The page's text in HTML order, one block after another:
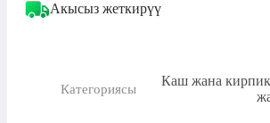
Акысыз жеткирүү
Категориясы
Каш жана кирпик